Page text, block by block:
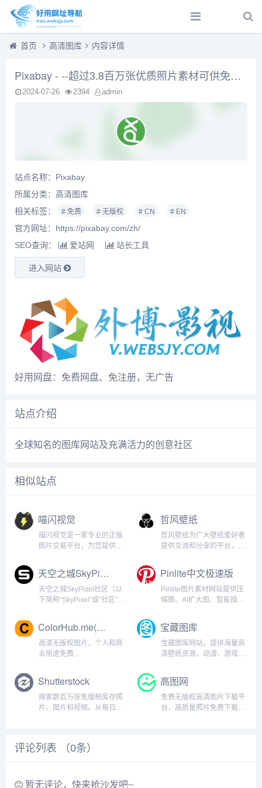
首页 高清图库 内容详情
Pixabay - --超过3.8百万张优质照片素材可供免费使用和下载
2024-07-26 2394 admin
站点名称：Pixabay
所属分类： 高清图库
相关标签：
# 免费 # 无版权 # CN # EN
官方网址：https://pixabay.com/zh/
SEO查询：
爱站网 站长工具
进入网站
好用网盘：免费网盘、免注册，无广告
站点介绍
全球知名的图库网站及充满活力的创意社区
相似站点
喵闪视觉
喵闪视觉是一家专业的正版
图片交易平台，为您提供最
案。海量高清图片、创意设
计素材、商用授权服务，一
站式满足您的需求。喵闪视
觉，让设计更具价值！喵闪
哲风壁纸
哲风壁纸为广大壁纸爱好者
提供交流和分享的平台，站
「电脑桌面壁纸」「素材图
片」「手机壁纸」「头像制
作」均可「免费下载」...
天空之城SkyPixel社区
天空之城SkyPixel社区（以
下简称“SkyPixel”或”社区”）
简称“大疆”、“DJI”）旗下的
全球摄影摄像社区，聚集摄
影爱好者和专业摄影师在此
Pinlite中文极速版
Pinlite图片素材网站提供压
缩图、AI扩大图、智能插件
计图、广告设计图、家居设
计图、室内设计案例、景观
设计图、动漫插画素材，提
供各行业高清大图免费下
ColorHub.me(调色板)
高清无版权图片，个人和商
业用途免费...
宝藏图库
宝藏图库网站，提供海量高
清壁纸资源，动漫、游戏、
尽有。轻松下载心仪壁纸，
装点您的电脑。壁纸大全任
你挑选，尽在宝藏图库！...
Shutterstock
搜索数百万张免版税库存照
片、图片和视频。从每日新
高图网
免费无版权高清图片下载平
台，高质量照片免费下载，
评论列表 （0条）
暂无评论，快来抢沙发吧~